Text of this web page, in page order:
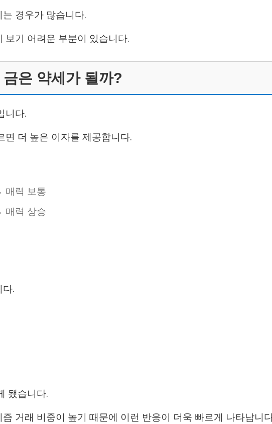
경우가 많습니다.
기 어려운 부분이 있습니다.
은 약세가 될까?
니다.
면 더 높은 이자를 제공합니다.
매력 보통
매력 상승
.
됐습니다.
거래 비중이 높기 때문에 이런 반응이 더욱 빠르게 나타납니